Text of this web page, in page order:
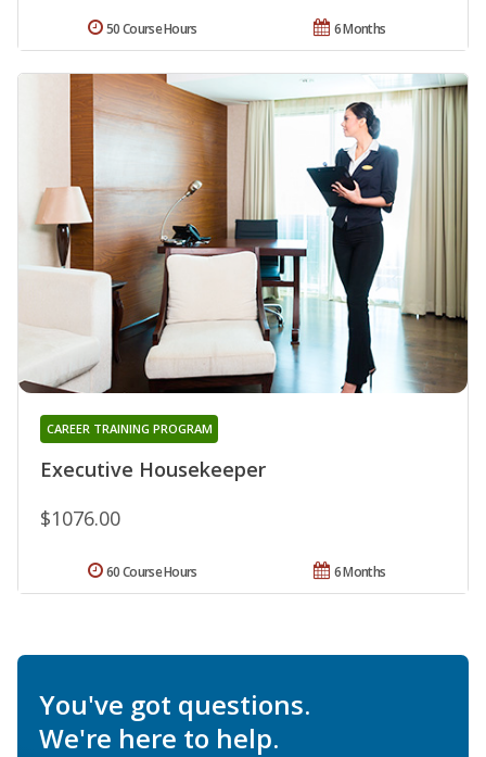
6 Months
50 Course Hours
Executive Housekeeper
CAREER TRAINING PROGRAM
$1076.00
6 Months
60 Course Hours
You've got questions.
We're here to help.